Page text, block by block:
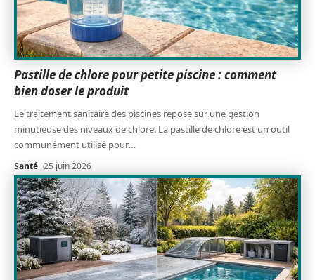
Pastille de chlore pour petite piscine : comment
bien doser le produit
Le traitement sanitaire des piscines repose sur une gestion
minutieuse des niveaux de chlore. La pastille de chlore est un outil
communément utilisé pour…
Santé 25 juin 2026